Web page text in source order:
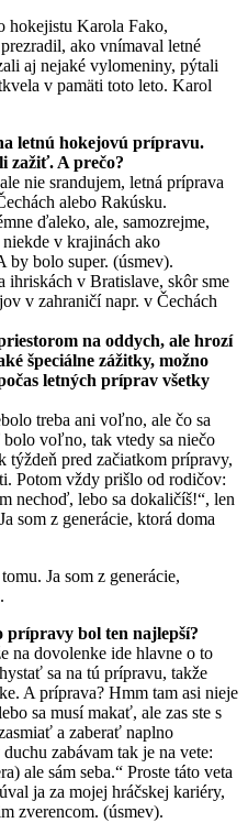
hokejistu Karola Fako,
ako vnímaval letné
aj nejaké vylomeniny, pýtali
v pamäti toto leto. Karol
letnú hokejovú prípravu.
zažiť. A prečo?
nie srandujem, letná príprava
alebo Rakúsku.
ďaleko, ale, samozrejme,
v krajinách ako
by bolo super. (úsmev).
ihriskách v Bratislave, skôr sme
v zahraničí napr. v Čechách
na oddych, ale hrozí
špeciálne zážitky, možno
letných príprav všetky
treba ani voľno, ale čo sa
voľno, tak vtedy sa niečo
týždeň pred začiatkom prípravy,
Potom vždy prišlo od rodičov:
nechoď, lebo sa dokaličíš!“, len
som z generácie, ktorá doma
Ja som z generácie,
prípravy bol ten najlepší?
na dovolenke ide hlavne o to
sa na tú prípravu, takže
A príprava? Hmm tam asi nieje
sa musí makať, ale zas ste s
a zaberať naplno
zabávam tak je na vete:
ale sám seba.“ Proste táto veta
ja za mojej hráčskej kariéry,
zverencom. (úsmev).